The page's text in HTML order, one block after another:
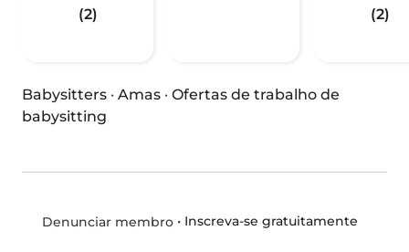
(2) (2)
Babysitters · Amas · Ofertas de trabalho de
babysitting
Denunciar membro• Inscreva-se gratuitamente